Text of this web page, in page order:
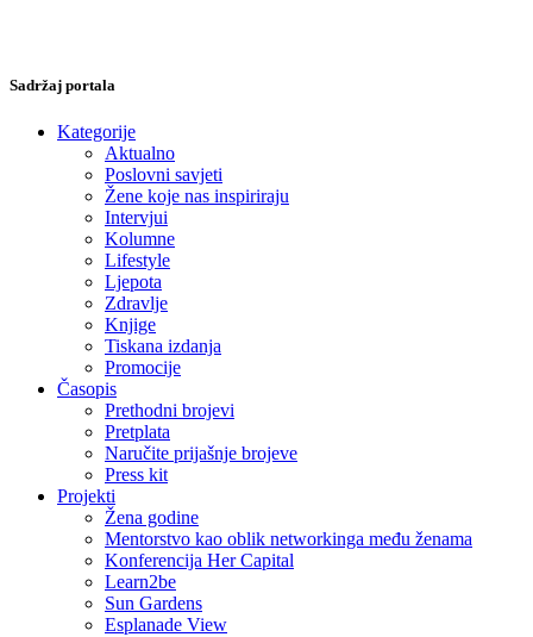
Sadržaj portala
Kategorije
Aktualno
Poslovni savjeti
Žene koje nas inspiriraju
Intervjui
Kolumne
Lifestyle
Ljepota
Zdravlje
Knjige
Tiskana izdanja
Promocije
Časopis
Prethodni brojevi
Pretplata
Naručite prijašnje brojeve
Press kit
Projekti
Žena godine
Mentorstvo kao oblik networkinga među ženama
Konferencija Her Capital
Learn2be
Sun Gardens
Esplanade View